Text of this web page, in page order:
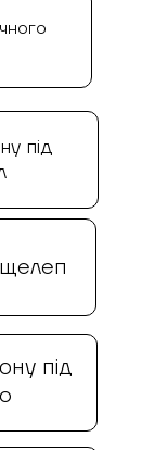
під
під